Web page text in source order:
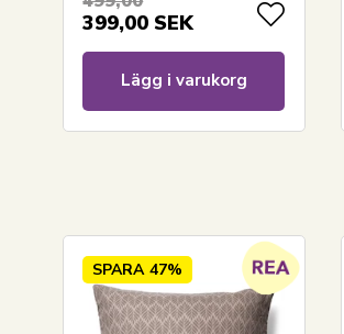
LÄGG I
399,00 SEK
Lägg i varukorg
SPARA 47%